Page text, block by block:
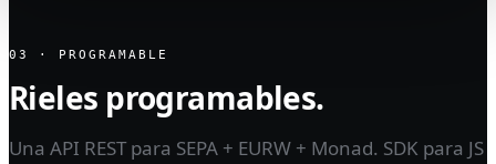
03 · PROGRAMABLE
Rieles programables.
Una API REST para SEPA + EURW + Monad. SDK para JS